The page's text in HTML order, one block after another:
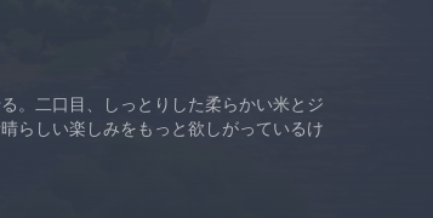
。二口目、しっとりした柔らかい米とジ
らしい楽しみをもっと欲しがっているけ